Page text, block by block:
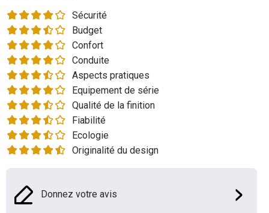
Flottes
Auto
Services
Forum
Moto
Marques
Sécurité
Budget
Confort
Conduite
Aspects pratiques
Equipement de série
Qualité de la finition
Fiabilité
Ecologie
Originalité du design
Donnez votre avis